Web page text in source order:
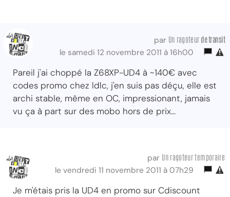
par Un ragoteur de transit
le samedi 12 novembre 2011 à 16h00
Pareil j'ai choppé la Z68XP-UD4 à ~140€ avec
codes promo chez ldlc, j'en suis pas déçu, elle est
archi stable, même en OC, impressionant, jamais
vu ça à part sur des mobo hors de prix...
par Un ragoteur temporaire
le vendredi 11 novembre 2011 à 07h29
Je m'étais pris la UD4 en promo sur Cdiscount